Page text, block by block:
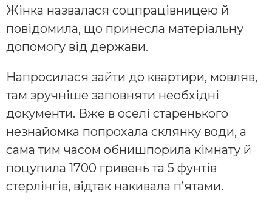
Жінка назвалася соцпрацівницею й
повідомила, що принесла матеріальну
допомогу від держави.
Напросилася зайти до квартири, мовляв,
там зручніше заповняти необхідні
документи. Вже в оселі старенького
незнайомка попрохала склянку води, а
сама тим часом обнишпорила кімнату й
поцупила 1700 гривень та 5 фунтів
стерлінгів, відтак накивала п’ятами.